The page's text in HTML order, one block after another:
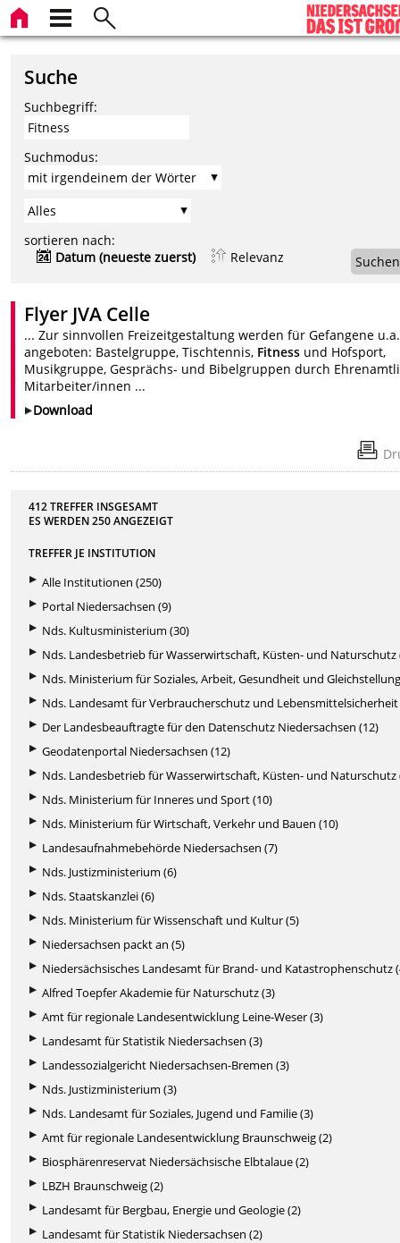
Suche
Suchbegriff:
Suchmodus:
sortieren nach:
Datum (neueste zuerst)
Relevanz Suchen
Flyer JVA Celle
... Zur sinnvollen Freizeitgestaltung werden für Gefangene u.a.
angeboten: Bastelgruppe, Tischtennis, Fitness und Hofsport,
Musikgruppe, Gesprächs- und Bibelgruppen durch
Mitarbeiter/innen ...
Download
412 TREFFER INSGESAMT
ES WERDEN250ANGEZEIGT
TREFFER JE INSTITUTION
Alle Institutionen (250)
Portal Niedersachsen (9)
Nds. Kultusministerium (30)
Nds. Landesbetrieb für Wasserwirtschaft, Küsten- und Naturschutz
Nds. Ministerium für Soziales, Arbeit, Gesundheit und
Nds. Landesamt für Verbraucherschutz und Lebensmittelsicherheit
Der Landesbeauftragte für den Datenschutz Niedersachsen (12)
Geodatenportal Niedersachsen (12)
Nds. Landesbetrieb für Wasserwirtschaft, Küsten- und Naturschutz
Nds. Ministerium für Inneres und Sport (10)
Nds. Ministerium für Wirtschaft, Verkehr und Bauen (10)
Landesaufnahmebehörde Niedersachsen (7)
Nds. Justizministerium (6)
Nds. Staatskanzlei (6)
Nds. Ministerium für Wissenschaft und Kultur (5)
Niedersachsen packt an (5)
Niedersächsisches Landesamt für Brand- und Katastrophenschutz
Alfred Toepfer Akademie für Naturschutz (3)
Amt für regionale Landesentwicklung Leine-Weser (3)
Landesamt für Statistik Niedersachsen (3)
Landessozialgericht Niedersachsen-Bremen (3)
Nds. Justizministerium (3)
Nds. Landesamt für Soziales, Jugend und Familie (3)
Amt für regionale Landesentwicklung Braunschweig (2)
Biosphärenreservat Niedersächsische Elbtalaue (2)
LBZH Braunschweig (2)
Landesamt für Bergbau, Energie und Geologie (2)
Landesamt für Statistik Niedersachsen (2)